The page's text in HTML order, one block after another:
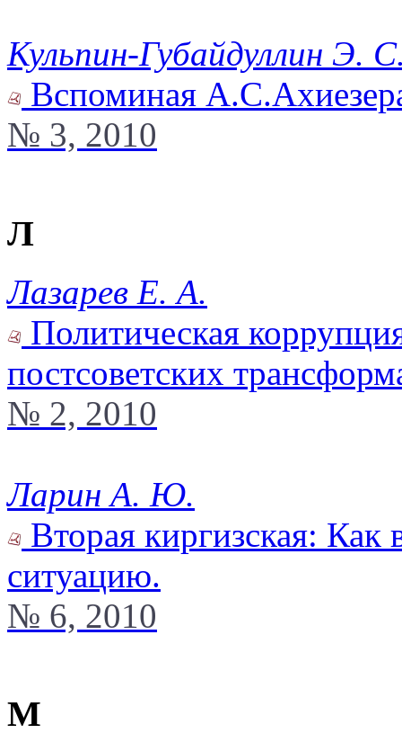
Кульпин-Губайдуллин Э.
Вспоминая
№ 3, 2010
Л
Лазарев Е. А.
Политическая
постсоветских
№ 2, 2010
Ларин А. Ю.
Вторая киргизская: Как
ситуацию.
№ 6, 2010
М